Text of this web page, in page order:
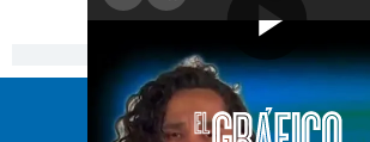
[Publicidad]